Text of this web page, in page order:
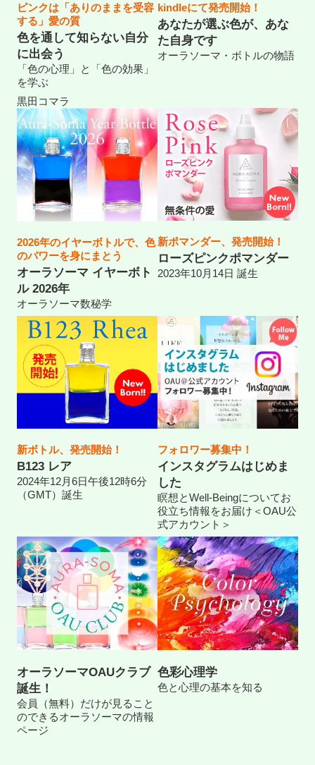
ピンクは「ありのままを受容
する」愛の質
色を通して知らない自分
に出会う
「色の心理」と「色の効果」
を学ぶ
黒田コマラ
kindleにて発売開始！
あなたが選ぶ色が、あな
た自身です
オーラソーマ・ボトルの物語
2026年のイヤーボトルで、色
のパワーを身にまとう
オーラソーマ イヤーボト
ル 2026年
オーラソーマ数秘学
新ポマンダー、発売開始！
ローズピンクポマンダー
2023年10月14日 誕生
新ボトル、発売開始！
B123 レア
2024年12月6日午後12時6分
（GMT）誕生
フォロワー募集中！
インスタグラムはじめま
した
瞑想とWell-Beingについてお
役立ち情報をお届け＜OAU公
式アカウント＞
オーラソーマOAUクラブ
誕生！
会員（無料）だけが見ること
のできるオーラソーマの情報
ページ
色彩心理学
色と心理の基本を知る